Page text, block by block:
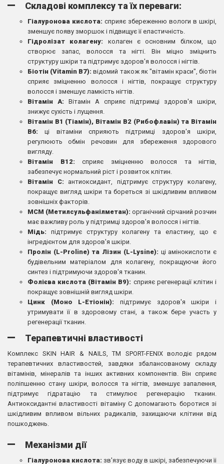
Складові комплексу та їх переваги:
Гіалуронова кислота: сприяє збереженню вологи в шкірі,
зменшує появу зморшок і підвищує її еластичність.
Гідролізат колагену: колаген є основним білком, що
створює запас, волосся та нігті. Він міцно зміцнить
структуру шкіри та підтримує здоров'я волосся і нігтів.
Біотін (Vitamin B7): відомий також як "вітамін краси", біотін
сприяє зміцненню волосся і нігтів, покращує структуру
волосся і зменшує ламкість нігтів.
Вітамін А: Вітамін А сприяє підтримці здоров'я шкіри,
знижує сухість і лущення.
Вітамін В1 (Тіамін), Вітамін В2 (Рибофлавін) та Вітамін
В6: ці вітаміни сприяють підтримці здоров'я шкіри,
регулюють обмін речовин для збереження здорового
вигляду.
Вітамін В12: сприяє зміцненню волосся та нігтів,
забезпечує нормальний ріст і розвиток клітин.
Вітамін С: антиоксидант, підтримує структуру колагену,
покращує вигляд шкіри та бореться зі шкідливим впливом
зовнішніх факторів.
МСМ (Метилсульфанілметан): органічний сірчаний розчин
має важливу роль у підтримці здоров'я волосся і нігтів.
Мідь: підтримує структуру колагену та еластину, що є
інгредієнтом для здоров'я шкіри.
Пролін (L-Proline) та Лізин (L-Lysine): ці амінокислоти є
будівельним матеріалом для колагену, покращуючи його
синтез і підтримуючи здоров'я тканин.
Фолієва кислота (Вітамін В9): сприяє регенерації клітин і
покращує зовнішній вигляд шкіри.
Цинк (Моно L-Етіонін): підтримує здоров'я шкіри і
утримувати її в здоровому стані, а також бере участь у
регенерації тканин.
Терапевтичні властивості
Комплекс SKIN HAIR & NAILS, TM SPORT-FENIX володіє рядом
терапевтичних властивостей, завдяки збалансованому складу
вітамінів, мінералів та інших активних компонентів. Він сприяє
поліпшенню стану шкіри, волосся та нігтів, зменшує запалення,
підтримує гідратацію та стимулює регенерацію тканин.
Антиоксидантні властивості вітаміну С допомагають боротися зі
шкідливим впливом вільних радикалів, захищаючи клітини від
пошкоджень.
Механізми дії
Гіалуронова кислота: зв'язує воду в шкірі, забезпечуючи її